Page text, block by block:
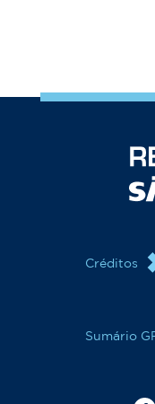
Créditos
Sumário